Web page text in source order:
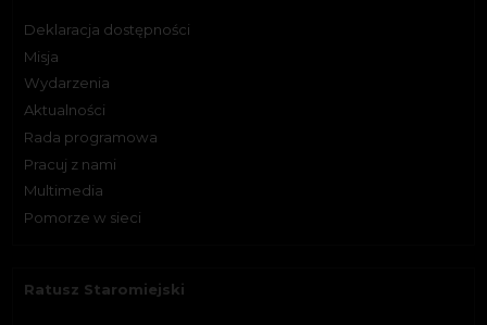
Deklaracja dostępności
Misja
Wydarzenia
Aktualności
Rada programowa
Pracuj z nami
Multimedia
Pomorze w sieci
Ratusz Staromiejski